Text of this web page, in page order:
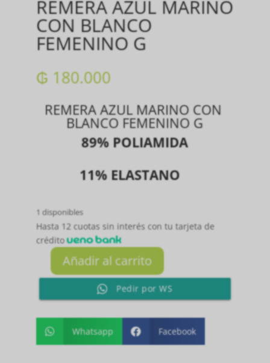
REMERA AZUL MARINO
CON BLANCO
FEMENINO G
₲ 180.000
REMERA AZUL MARINO CON
BLANCO FEMENINO G
89% POLIAMIDA
11% ELASTANO
1 disponibles
Hasta 12 cuotas sin interés con tu tarjeta de
crédito
REMERA
AZUL
FEMENINO
Añadir al carrito
Pedir por WS
 Whatsapp  Facebook